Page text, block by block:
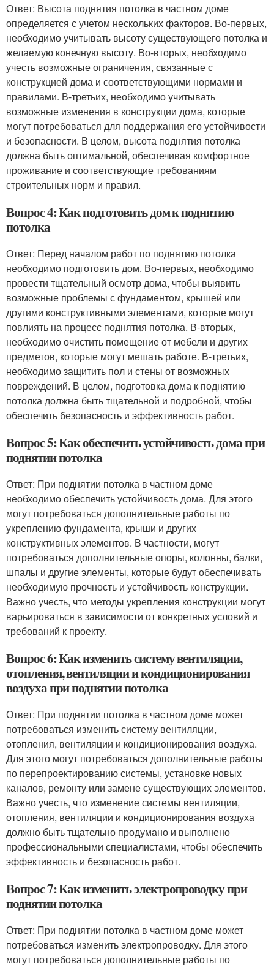
Ответ: Высота поднятия потолка в частном доме
определяется с учетом нескольких факторов. Во-первых,
необходимо учитывать высоту существующего потолка и
желаемую конечную высоту. Во-вторых, необходимо
учесть возможные ограничения, связанные с
конструкцией дома и соответствующими нормами и
правилами. В-третьих, необходимо учитывать
возможные изменения в конструкции дома, которые
могут потребоваться для поддержания его устойчивости
и безопасности. В целом, высота поднятия потолка
должна быть оптимальной, обеспечивая комфортное
проживание и соответствующие требованиям
строительных норм и правил.
Вопрос 4: Как подготовить дом к поднятию
потолка
Ответ: Перед началом работ по поднятию потолка
необходимо подготовить дом. Во-первых, необходимо
провести тщательный осмотр дома, чтобы выявить
возможные проблемы с фундаментом, крышей или
другими конструктивными элементами, которые могут
повлиять на процесс поднятия потолка. В-вторых,
необходимо очистить помещение от мебели и других
предметов, которые могут мешать работе. В-третьих,
необходимо защитить пол и стены от возможных
повреждений. В целом, подготовка дома к поднятию
потолка должна быть тщательной и подробной, чтобы
обеспечить безопасность и эффективность работ.
Вопрос 5: Как обеспечить устойчивость дома при
поднятии потолка
Ответ: При поднятии потолка в частном доме
необходимо обеспечить устойчивость дома. Для этого
могут потребоваться дополнительные работы по
укреплению фундамента, крыши и других
конструктивных элементов. В частности, могут
потребоваться дополнительные опоры, колонны, балки,
шпалы и другие элементы, которые будут обеспечивать
необходимую прочность и устойчивость конструкции.
Важно учесть, что методы укрепления конструкции могут
варьироваться в зависимости от конкретных условий и
требований к проекту.
Вопрос 6: Как изменить систему вентиляции,
отопления, вентиляции и кондиционирования
воздуха при поднятии потолка
Ответ: При поднятии потолка в частном доме может
потребоваться изменить систему вентиляции,
отопления, вентиляции и кондиционирования воздуха.
Для этого могут потребоваться дополнительные работы
по перепроектированию системы, установке новых
каналов, ремонту или замене существующих элементов.
Важно учесть, что изменение системы вентиляции,
отопления, вентиляции и кондиционирования воздуха
должно быть тщательно продумано и выполнено
профессиональными специалистами, чтобы обеспечить
эффективность и безопасность работ.
Вопрос 7: Как изменить электропроводку при
поднятии потолка
Ответ: При поднятии потолка в частном доме может
потребоваться изменить электропроводку. Для этого
могут потребоваться дополнительные работы по